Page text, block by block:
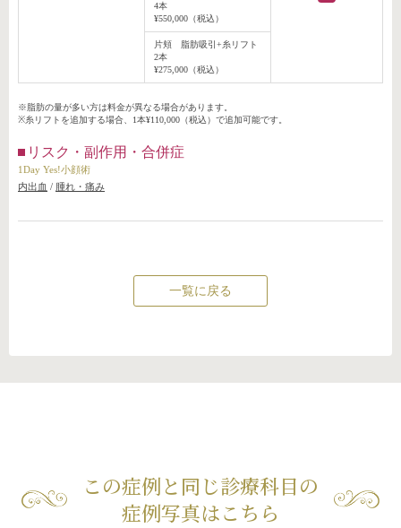
4本
¥550,000（税込）
片頬 脂肪吸引+糸リフト
2本
¥275,000（税込）
※脂肪の量が多い方は料金が異なる場合があります。
※糸リフトを追加する場合、1本¥110,000（税込）で追加可能です。
リスク・副作用・合併症
1Day Yes!小顔術
内出血 / 腫れ・痛み
一覧に戻る
この症例と同じ診療科目の
症例写真はこちら